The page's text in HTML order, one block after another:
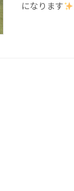
になります